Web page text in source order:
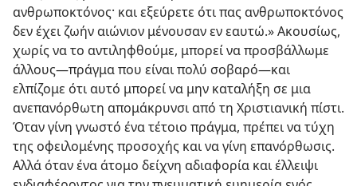
ανθρωποκτόνος· και εξεύρετε ότι πας ανθρωποκτόνος
δεν έχει ζωήν αιώνιον μένουσαν εν εαυτώ.» Ακουσίως,
χωρίς να το αντιληφθούμε, μπορεί να προσβάλλωμε
άλλους—πράγμα που είναι πολύ σοβαρό—και
ελπίζομε ότι αυτό μπορεί να μην καταλήξη σε μια
ανεπανόρθωτη απομάκρυνσι από τη Χριστιανική πίστι.
Όταν γίνη γνωστό ένα τέτοιο πράγμα, πρέπει να τύχη
της οφειλομένης προσοχής και να γίνη επανόρθωσις.
Αλλά όταν ένα άτομο δείχνη αδιαφορία και έλλειψι